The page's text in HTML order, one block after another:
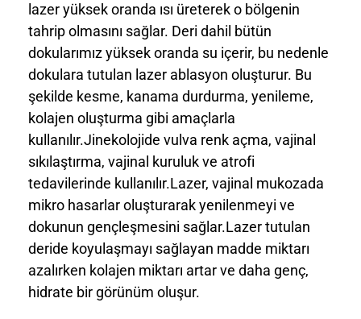
lazer yüksek oranda ısı üreterek o bölgenin
tahrip olmasını sağlar. Deri dahil bütün
dokularımız yüksek oranda su içerir, bu nedenle
dokulara tutulan lazer ablasyon oluşturur. Bu
şekilde kesme, kanama durdurma, yenileme,
kolajen oluşturma gibi amaçlarla
kullanılır.Jinekolojide vulva renk açma, vajinal
sıkılaştırma, vajinal kuruluk ve atrofi
tedavilerinde kullanılır.Lazer, vajinal mukozada
mikro hasarlar oluşturarak yenilenmeyi ve
dokunun gençleşmesini sağlar.Lazer tutulan
deride koyulaşmayı sağlayan madde miktarı
azalırken kolajen miktarı artar ve daha genç,
hidrate bir görünüm oluşur.